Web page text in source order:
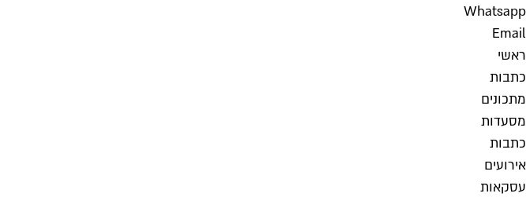
Whatsapp
Email
ראשי
כתבות
מתכונים
מסעדות
כתבות
אירועים
עסקאות